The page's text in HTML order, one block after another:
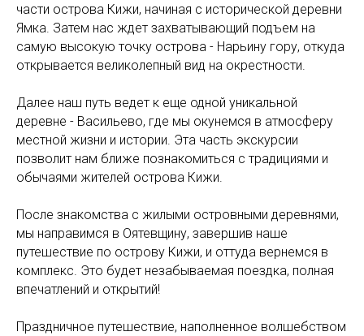
части острова Кижи, начиная с исторической деревни
Ямка. Затем нас ждет захватывающий подъем на
самую высокую точку острова - Нарьину гору, откуда
открывается великолепный вид на окрестности.
Далее наш путь ведет к еще одной уникальной
деревне - Васильево, где мы окунемся в атмосферу
местной жизни и истории. Эта часть экскурсии
позволит нам ближе познакомиться с традициями и
обычаями жителей острова Кижи.
После знакомства с жилыми островными деревнями,
мы направимся в Оятевщину, завершив наше
путешествие по острову Кижи, и оттуда вернемся в
комплекс. Это будет незабываемая поездка, полная
впечатлений и открытий!
Праздничное путешествие, наполненное волшебством